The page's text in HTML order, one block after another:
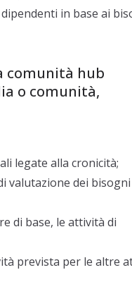
in base ai
comunità hub
o comunità,
legate alla cronicità;
valutazione dei bisogni
di base, le attività di
prevista per le altre